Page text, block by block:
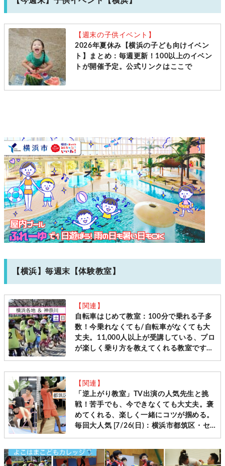
【週末の子供イベント】
2026年夏休み【横浜の子ども向けイベン
ト】まとめ：毎週更新！100以上のイベン
トが開催予定。公式リンクはここで
【横浜】毎週末【体験教室】
【関連】
自転車はじめて教室：100分で乗れる子多
数！今乗れなくても/自転車がなくても大
丈夫。11,000人以上が受講している、プロ
が楽しく乗り方を教えてくれる教室です
［毎週土日＠横浜・神奈川10会場 先着受
付］
【関連】
「逆上がり教室」TV出演の人気先生と挑
戦！苦手でも、今できなくても大丈夫。褒
めてくれる、楽しく一緒にコツが掴める。
毎回大人気 [7/26(日)：横浜市都筑区・セ
ンター南]